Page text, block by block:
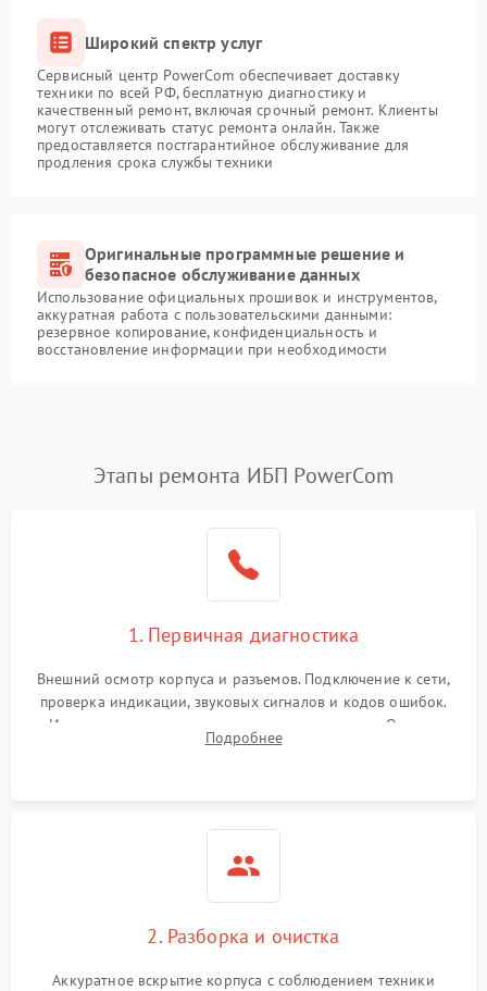
Широкий спектр услуг
Сервисный центр PowerCom обеспечивает доставку
техники по всей РФ, бесплатную диагностику и
качественный ремонт, включая срочный ремонт. Клиенты
могут отслеживать статус ремонта онлайн. Также
предоставляется постгарантийное обслуживание для
продления срока службы техники
Оригинальные программные решение и
безопасное обслуживание данных
Использование официальных прошивок и инструментов,
аккуратная работа с пользовательскими данными:
резервное копирование, конфиденциальность и
восстановление информации при необходимости
Этапы ремонта ИБП PowerCom
1. Первичная диагностика
Внешний осмотр корпуса и разъемов. Подключение к сети,
проверка индикации, звуковых сигналов и кодов ошибок.
Измерение входного и выходного напряжения. Оценка
реакции ИБП на отключение основного питания без
Подробнее
2. Разборка и очистка
Аккуратное вскрытие корпуса с соблюдением техники